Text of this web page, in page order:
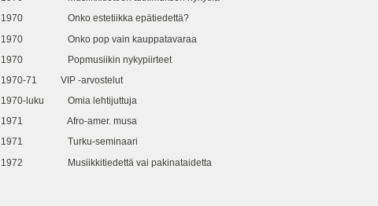
1970 Onko estetiikka epätiedettä?
1970 Onko pop vain kauppatavaraa
1970 Popmusiikin nykypiirteet
1970-71 VIP -arvostelut
1970-luku Omia lehtijuttuja
1971 Afro-amer. musa
1971 Turku-seminaari
1972 Musiikkitiedettä vai pakinataidetta